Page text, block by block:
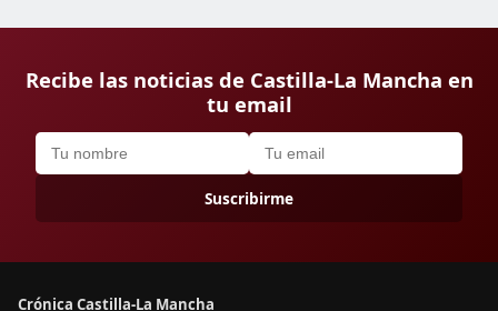
Recibe las noticias de Castilla-La Mancha en
tu email
Suscribirme
Crónica Castilla-La Mancha